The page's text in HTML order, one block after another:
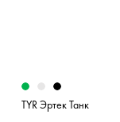
TYR Эртек Танк